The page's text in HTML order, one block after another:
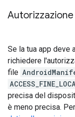
Se la tua app deve
richiedere
file
precisa del
è meno precisa.